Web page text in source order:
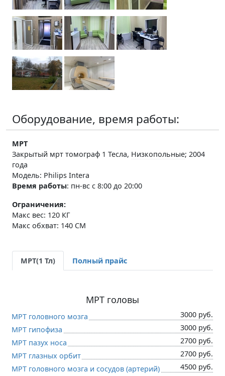
Оборудование, время работы:
МРТ
Закрытый мрт томограф 1 Тесла, Низкопольные; 2004
года
Модель: Philips Intera
Время работы: пн-вс с 8:00 до 20:00
Ограничения:
Макс вес: 120 КГ
Макс обхват: 140 СМ
МРТ(1 Тл) Полный прайс
МРТ головы
МРТ головного мозга
3000 руб.
МРТ гипофиза
3000 руб.
МРТ пазух носа
2700 руб.
МРТ глазных орбит
2700 руб.
МРТ головного мозга и сосудов (артерий)
4500 руб.